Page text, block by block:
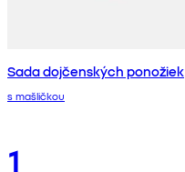
Sada dojčenských ponožiek
s mašličkou
1